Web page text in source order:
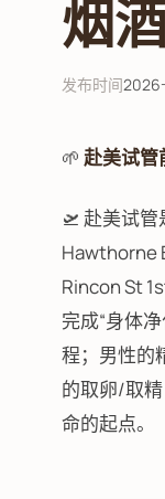
烟
发布时间
🌱 赴美试管
🛫 赴美试
Hawthorne
Rincon St
完成“身体
程；男性的
的取卵/取
命的起点。